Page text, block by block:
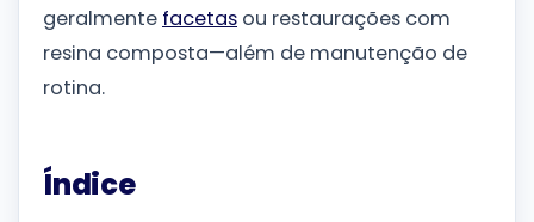
geralmente facetas ou restaurações com
resina composta—além de manutenção de
rotina.
Índice